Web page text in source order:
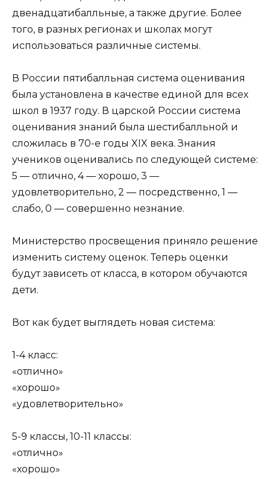
двенадцатибалльные, а также другие. Более
того, в разных регионах и школах могут
использоваться различные системы.
В России пятибалльная система оценивания
была установлена в качестве единой для всех
школ в 1937 году. В царской России система
оценивания знаний была шестибалльной и
сложилась в 70-е годы XIX века. Знания
учеников оценивались по следующей системе:
5 — отлично, 4 — хорошо, 3 —
удовлетворительно, 2 — посредственно, 1 —
слабо, 0 — совершенно незнание.
Министерство просвещения приняло решение
изменить систему оценок. Теперь оценки
будут зависеть от класса, в котором обучаются
дети.
Вот как будет выглядеть новая система:
1-4 класс:
«отлично»
«хорошо»
«удовлетворительно»
5-9 классы, 10-11 классы:
«отлично»
«хорошо»